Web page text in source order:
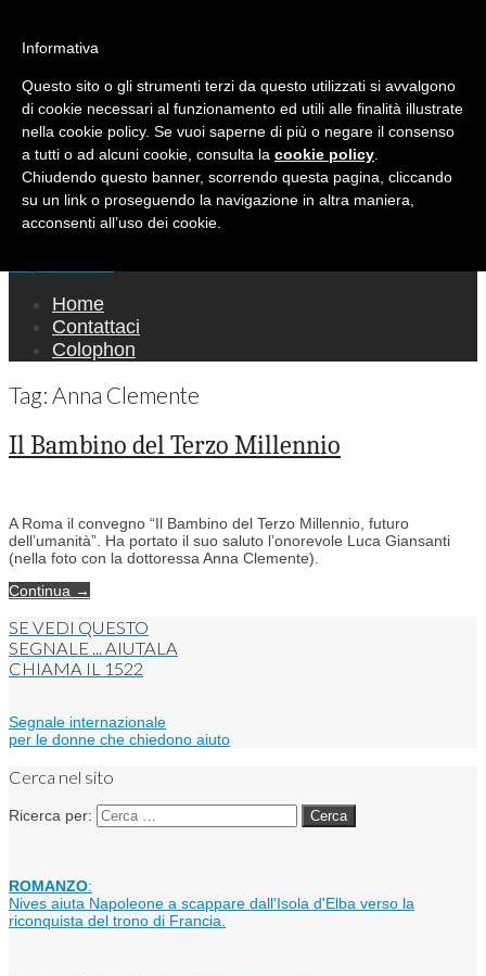
Mondo Italiano nel Mondo
LE INTERVISTE SONO AGLI ITALIANI CHE
RICOPRONO RUOLI ISTITUZIONALI, A
QUELLI CHE RAPPRESENTANO LA SOCIETÀ E
A CHI È UN "COMUNE CITTADINO" ...
PER TUTTO QUESTO SIAMO "ORGOGLIOSI
DI ESSERE ITALIANI"
Home
Contattaci
Colophon
Tag: Anna Clemente
Il Bambino del Terzo Millennio
A Roma il convegno “Il Bambino del Terzo Millennio, futuro
dell’umanità”. Ha portato il suo saluto l’onorevole Luca Giansanti
(nella foto con la dottoressa Anna Clemente).
Continua →
SE VEDI QUESTO
SEGNALE ... AIUTALA
CHIAMA IL 1522
Segnale internazionale
per le donne che chiedono aiuto
Cerca nel sito
Ricerca per:
ROMANZO:
Nives aiuta Napoleone a scappare dall'Isola d'Elba verso la
riconquista del trono di Francia.
Informativa
Questo sito o gli strumenti terzi da questo utilizzati si avvalgono
di cookie necessari al funzionamento ed utili alle finalità illustrate
nella cookie policy. Se vuoi saperne di più o negare il consenso
a tutti o ad alcuni cookie, consulta la cookie policy
Chiudendo questo banner, scorrendo questa pagina, cliccando
su un link o proseguendo la navigazione in altra maniera,
acconsenti all’uso dei cookie.